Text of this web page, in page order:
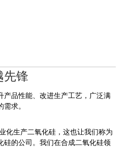
先锋
产品性能、改进生产工艺，广泛满
求。
化生产二氧化硅，这也让我们称为
硅的公司。我们在合成二氧化硅领